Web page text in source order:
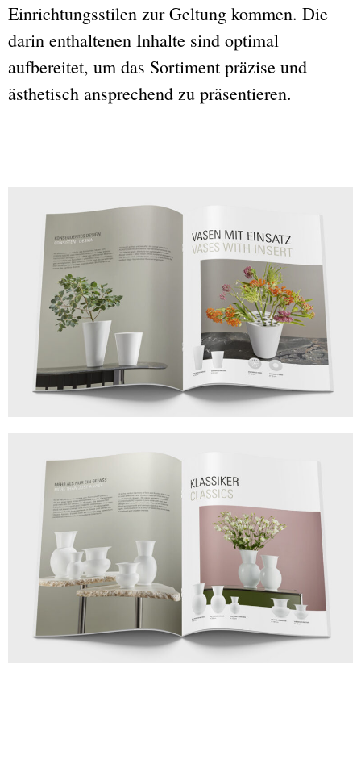
Einrichtungsstilen zur Geltung kommen. Die
darin enthaltenen Inhalte sind optimal
aufbereitet, um das Sortiment präzise und
ästhetisch ansprechend zu präsentieren.